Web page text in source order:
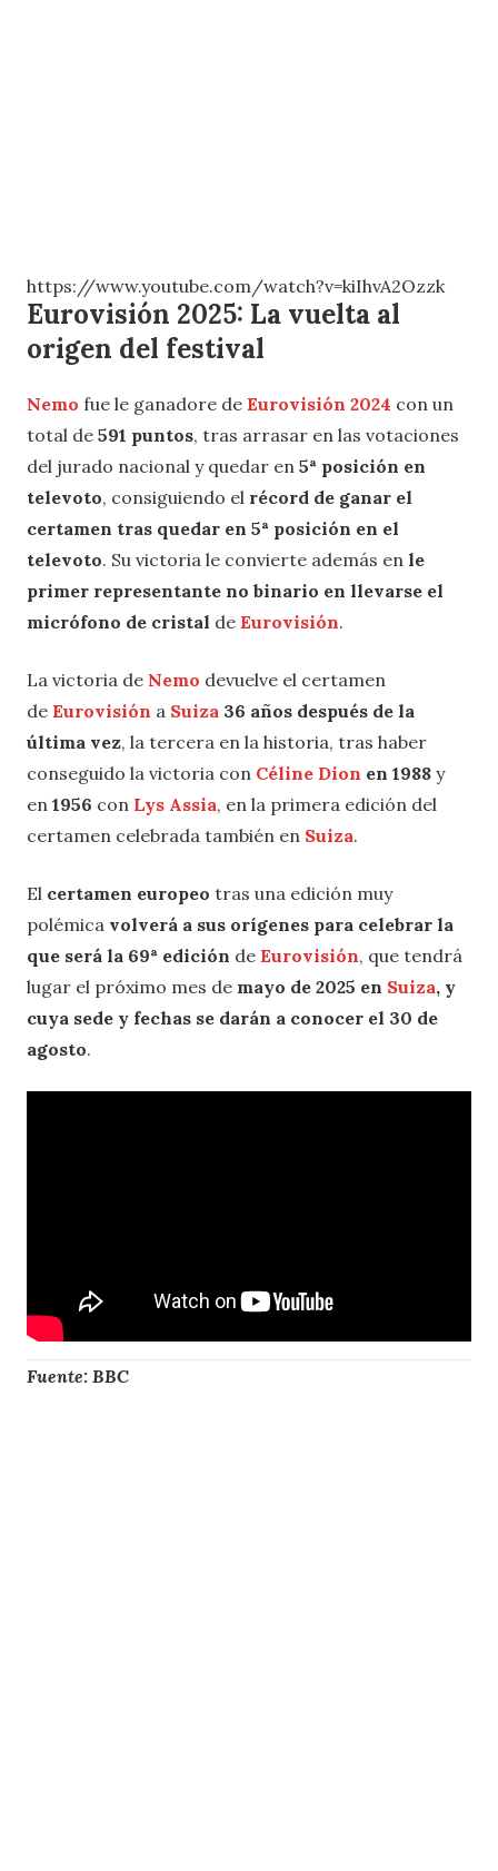
https://www.youtube.com/watch?v=kiIhvA2Ozzk
Eurovisión 2025: La vuelta al
origen del festival
Nemo fue le ganadore de Eurovisión 2024 con un
total de 591 puntos, tras arrasar en las votaciones
del jurado nacional y quedar en 5ª posición en
televoto, consiguiendo el récord de ganar el
certamen tras quedar en 5ª posición en el
televoto. Su victoria le convierte además en le
primer representante no binario en llevarse el
micrófono de cristal de Eurovisión.
La victoria de Nemo devuelve el certamen
de Eurovisión a Suiza 36 años después de la
última vez, la tercera en la historia, tras haber
conseguido la victoria con Céline Dion en 1988 y
en 1956 con Lys Assia, en la primera edición del
certamen celebrada también en Suiza.
El certamen europeo tras una edición muy
polémica volverá a sus orígenes para celebrar la
que será la 69ª edición de Eurovisión, que tendrá
lugar el próximo mes de mayo de 2025 en Suiza, y
cuya sede y fechas se darán a conocer el 30 de
agosto.
Fuente: BBC